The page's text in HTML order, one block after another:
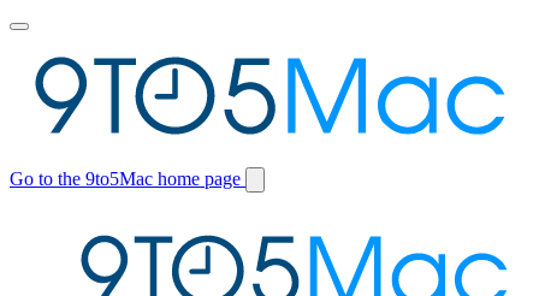
Toggle
menu
Go to the 9to5Mac home page
Switch